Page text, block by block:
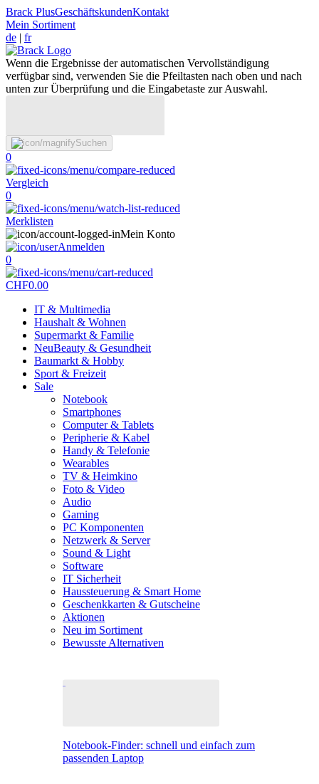
Brack PlusGeschäftskundenKontakt
Mein Sortiment
de | fr
Wenn die Ergebnisse der automatischen Vervollständigung
verfügbar sind, verwenden Sie die Pfeiltasten nach oben und nach
unten zur Überprüfung und die Eingabetaste zur Auswahl.
Suchen
0
Vergleich
0
Merklisten
Mein Konto
Anmelden
0
CHF0.00
IT & Multimedia
Haushalt & Wohnen
Supermarkt & Familie
NeuBeauty & Gesundheit
Baumarkt & Hobby
Sport & Freizeit
Sale
Notebook
Smartphones
Computer & Tablets
Peripherie & Kabel
Handy & Telefonie
Wearables
TV & Heimkino
Foto & Video
Audio
Gaming
PC Komponenten
Netzwerk & Server
Sound & Light
Software
IT Sicherheit
Haussteuerung & Smart Home
Geschenkkarten & Gutscheine
Aktionen
Neu im Sortiment
Bewusste Alternativen
Notebook-Finder: schnell und einfach zum
passenden Laptop